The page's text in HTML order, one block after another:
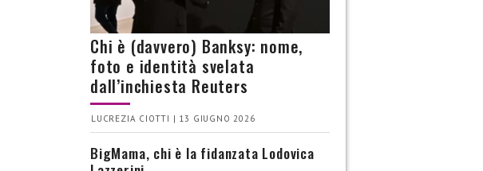
Chi è (davvero) Banksy: nome,
foto e identità svelata
dall’inchiesta Reuters
LUCREZIA CIOTTI | 13 GIUGNO 2026
BigMama, chi è la fidanzata Lodovica